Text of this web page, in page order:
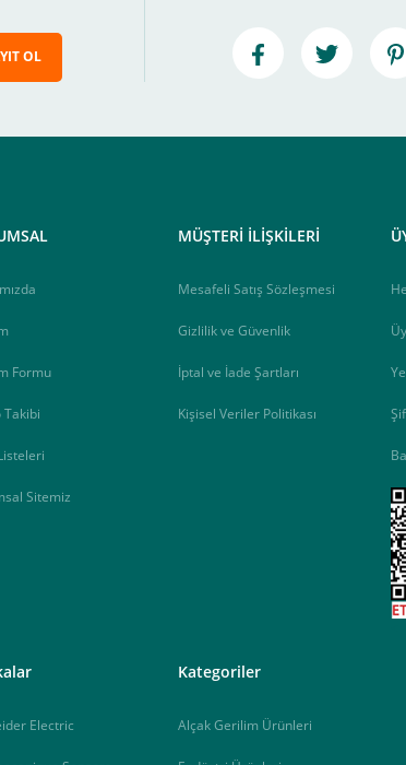
üzerinden tıklayarak 3D Secure güvenli ödeme ile ödemenizi
OL
Formu
Takibi
Sitemiz
MÜŞTERİ İLİŞKİLERİ
Mesafeli Satış Sözleşmesi
Gizlilik ve Güvenlik
İptal ve İade Şartları
Kişisel Veriler Politikası
Electric
Kategoriler
Alçak Gerilim Ürünleri